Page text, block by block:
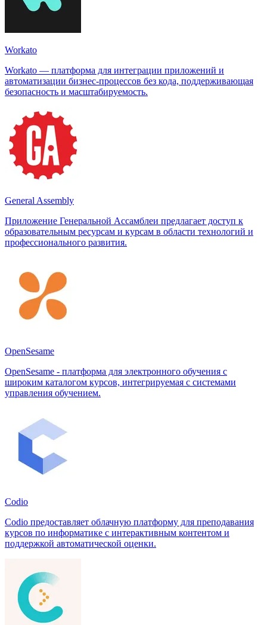
Workato
Workato — платформа для интеграции приложений и
автоматизации бизнес-процессов без кода, поддерживающая
безопасность и масштабируемость.
General Assembly
Приложение Генеральной Ассамблеи предлагает доступ к
образовательным ресурсам и курсам в области технологий и
профессионального развития.
OpenSesame
OpenSesame - платформа для электронного обучения с
широким каталогом курсов, интегрируемая с системами
управления обучением.
Codio
Codio предоставляет облачную платформу для преподавания
курсов по информатике с интерактивным контентом и
поддержкой автоматической оценки.